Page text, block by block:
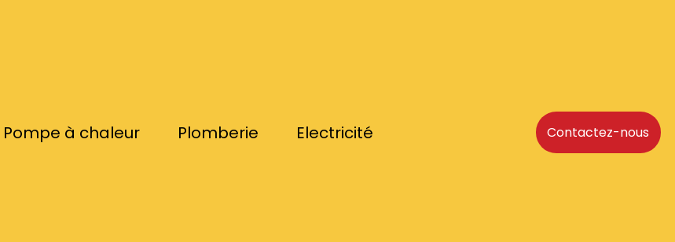
Pompe à chaleur Plomberie Electricité Contactez-nous